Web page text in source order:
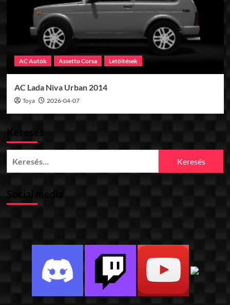
AC Autók Assetto Corsa Letöltések
AC Lada Niva Urban 2014
Toya 2026-04-07
Keresés
Social media